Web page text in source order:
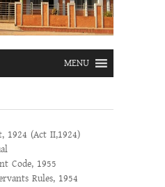
MENU
1924 (Act II,1924)
Code, 1955
Rules, 1954